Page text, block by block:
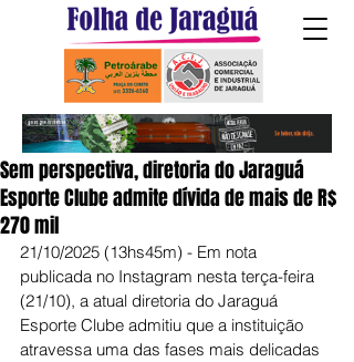
Sem perspectiva, diretoria do Jaraguá
Esporte Clube admite dívida de mais de R$
270 mil
21/10/2025 (13hs45m) - Em nota
publicada no Instagram nesta terça-feira
(21/10), a atual diretoria do Jaraguá
Esporte Clube admitiu que a instituição
atravessa uma das fases mais delicadas